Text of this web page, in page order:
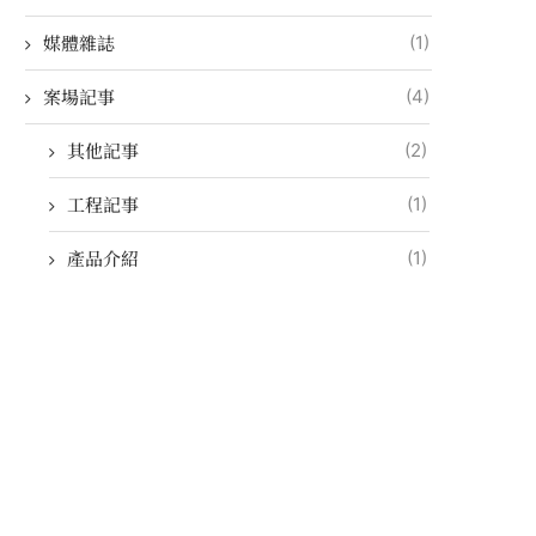
媒體雜誌 (1)
案場記事 (4)
其他記事 (2)
工程記事 (1)
產品介紹 (1)